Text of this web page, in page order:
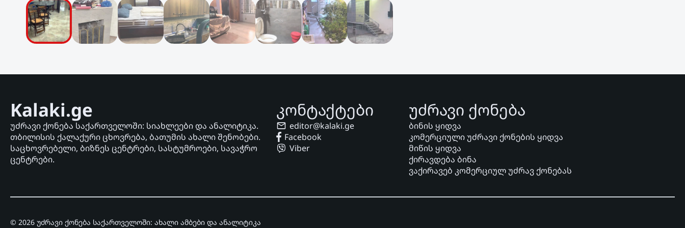
Kalaki.ge
უძრავი ქონება საქართველოში: სიახლეები და ანალიტიკა.
თბილისის ქალაქური ცხოვრება, ბათუმის ახალი შენობები.
საცხოვრებელი, ბიზნეს ცენტრები, სასტუმროები, სავაჭრო
ცენტრები.
კონტაქტები
editor@kalaki.ge
Facebook
Viber
უძრავი ქონება
ბინის ყიდვა
კომერციული უძრავი ქონების ყიდვა
მიწის ყიდვა
ქირავდება ბინა
ვაქირავებ კომერციულ უძრავ ქონებას
© 2026 უძრავი ქონება საქართველოში: ახალი ამბები და ანალიტიკა